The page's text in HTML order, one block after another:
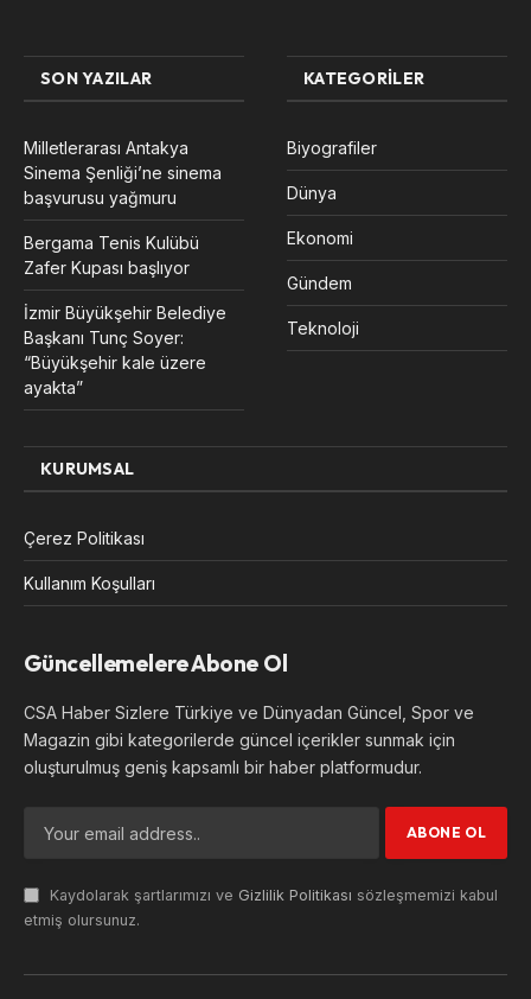
SON YAZILAR
Milletlerarası Antakya
Sinema Şenliği’ne sinema
başvurusu yağmuru
Bergama Tenis Kulübü
Zafer Kupası başlıyor
İzmir Büyükşehir Belediye
Başkanı Tunç Soyer:
“Büyükşehir kale üzere
ayakta”
KATEGORILER
Biyografiler
Dünya
Ekonomi
Gündem
Teknoloji
KURUMSAL
Çerez Politikası
Kullanım Koşulları
Güncellemelere Abone Ol
CSA Haber Sizlere Türkiye ve Dünyadan Güncel, Spor ve
Magazin gibi kategorilerde güncel içerikler sunmak için
oluşturulmuş geniş kapsamlı bir haber platformudur.
Kaydolarak şartlarımızı ve Gizlilik Politikası sözleşmemizi kabul
etmiş olursunuz.